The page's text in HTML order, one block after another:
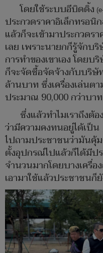
โดยใช้ระบบอีบิดดิ้ง
ประกวดราคาอิเล็กทรอ
แล้วก็จะเข้ามาประกวดร
เลย เพราะนายกก็รู้จักบ
การทำของเขาเอง โดย
ก็จะจัดซื้อจัดจ้างกับบริษั
ล้านบาท ซึ่งเครื่องเล่นต
ประมาณ 90,000 กว่าบาท
ซึ่งแล้วทำไมเราถึงต้
ว่ามีความคงทนอยู่ได้เป็
ไปถามประชาชนว่ามันคุ้
ตั้งอุปกรณ์ไปแล้วก็ได้มีป
จำนวนมากโดยบางเครื่
เอามาใช้แล้วประชาชน